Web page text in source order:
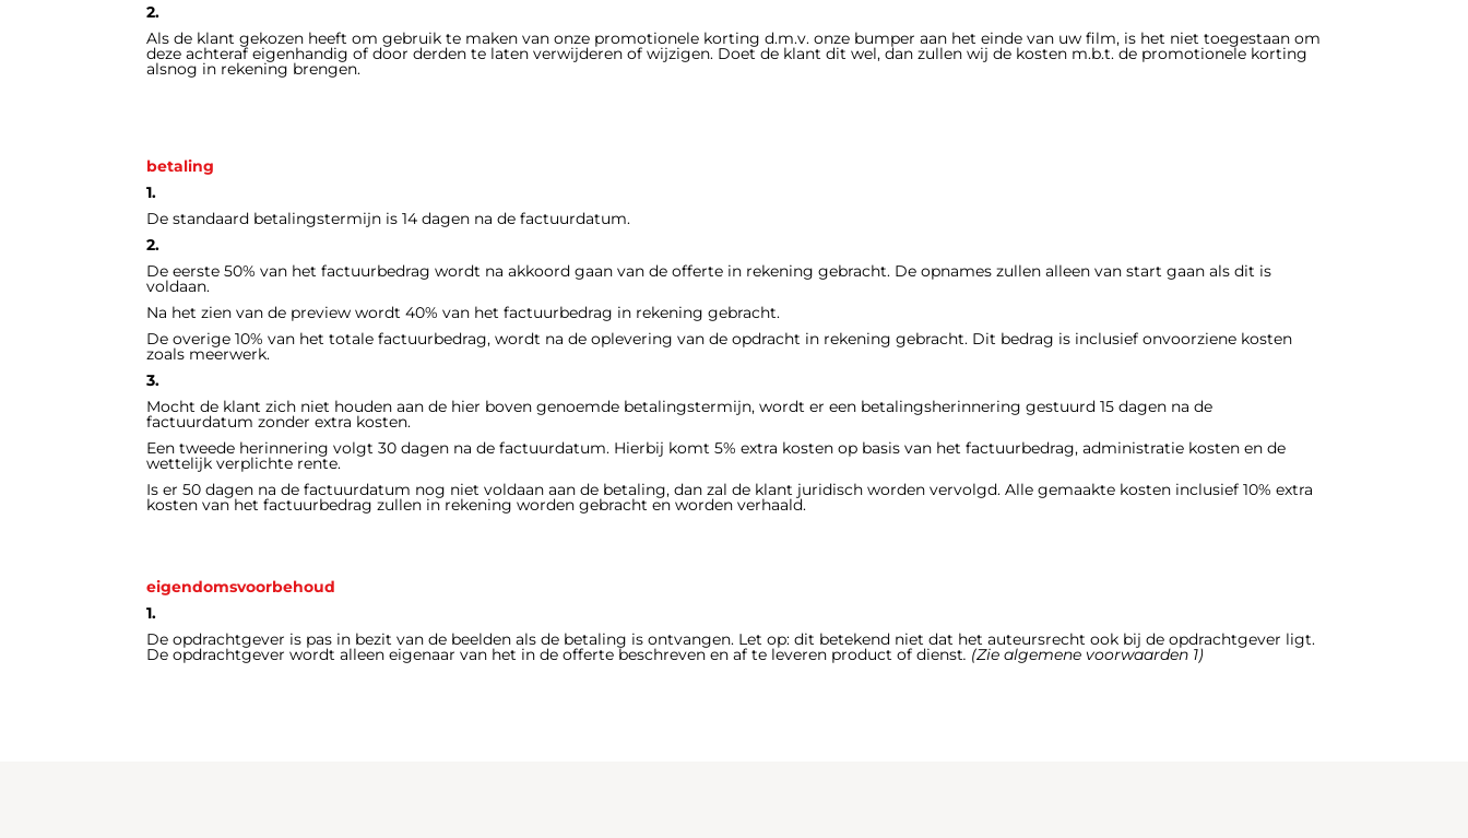
2.
Als de klant gekozen heeft om gebruik te maken van onze promotionele korting d.m.v. onze bumper aan het einde van uw film, is het niet toegestaan om
deze achteraf eigenhandig of door derden te laten verwijderen of wijzigen. Doet de klant dit wel, dan zullen wij de kosten m.b.t. de promotionele korting
alsnog in rekening brengen.
betaling
1.
De standaard betalingstermijn is 14 dagen na de factuurdatum.
2.
De eerste 50% van het factuurbedrag wordt na akkoord gaan van de offerte in rekening gebracht. De opnames zullen alleen van start gaan als dit is
voldaan.
Na het zien van de preview wordt 40% van het factuurbedrag in rekening gebracht.
De overige 10% van het totale factuurbedrag, wordt na de oplevering van de opdracht in rekening gebracht. Dit bedrag is inclusief onvoorziene kosten
zoals meerwerk.
3.
Mocht de klant zich niet houden aan de hier boven genoemde betalingstermijn, wordt er een betalingsherinnering gestuurd 15 dagen na de
factuurdatum zonder extra kosten.
Een tweede herinnering volgt 30 dagen na de factuurdatum. Hierbij komt 5% extra kosten op basis van het factuurbedrag, administratie kosten en de
wettelijk verplichte rente.
Is er 50 dagen na de factuurdatum nog niet voldaan aan de betaling, dan zal de klant juridisch worden vervolgd. Alle gemaakte kosten inclusief 10% extra
kosten van het factuurbedrag zullen in rekening worden gebracht en worden verhaald.
eigendomsvoorbehoud
1.
De opdrachtgever is pas in bezit van de beelden als de betaling is ontvangen. Let op: dit betekend niet dat het auteursrecht ook bij de opdrachtgever ligt.
De opdrachtgever wordt alleen eigenaar van het in de offerte beschreven en af te leveren product of dienst. (Zie algemene voorwaarden 1)